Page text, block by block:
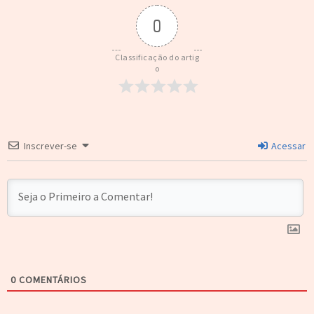
0
Classificação do artig
o
Inscrever-se Acessar
0 COMENTÁRIOS